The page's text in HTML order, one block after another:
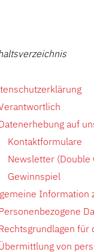
auf
Kontaktformulare
Newsletter (Double
Gewinnspiel
Information
für
von